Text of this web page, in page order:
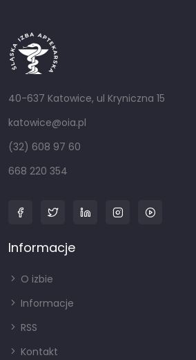
40-637 Katowice, ul Kryniczna 15
katowice@oia.pl
(32) 608 97 60
668 220 354
Informacje
O izbie
Informacje
RSS
Kontakt